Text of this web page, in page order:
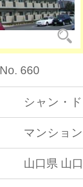
No. 660
シャン・
マンション
山口県 山